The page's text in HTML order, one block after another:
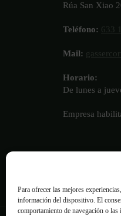
Para ofrecer las mejores
información del dispositivo. El
comportamiento de navegación o
Rúa San Xiao
Teléfono: 633
Mail:
Horario:
De lunes a
Empresa